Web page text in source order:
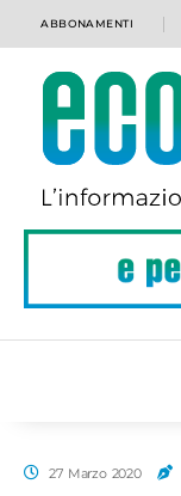
ABBONAMENTI
27 Marzo 2020